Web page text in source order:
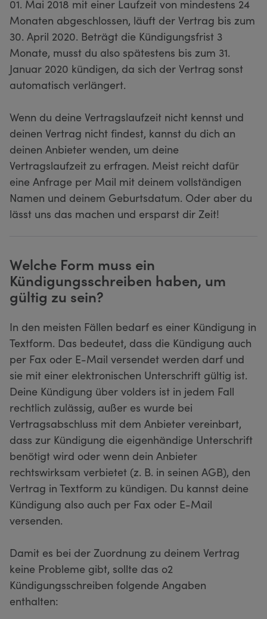
01. Mai 2018 mit einer Laufzeit von mindestens 24
Monaten abgeschlossen, läuft der Vertrag bis zum
30. April 2020. Beträgt die Kündigungsfrist 3
Monate, musst du also spätestens bis zum 31.
Januar 2020 kündigen, da sich der Vertrag sonst
automatisch verlängert.
Wenn du deine Vertragslaufzeit nicht kennst und
deinen Vertrag nicht findest, kannst du dich an
deinen Anbieter wenden, um deine
Vertragslaufzeit zu erfragen. Meist reicht dafür
eine Anfrage per Mail mit deinem vollständigen
Namen und deinem Geburtsdatum. Oder aber du
lässt uns das machen und ersparst dir Zeit!
Welche Form muss ein
Kündigungsschreiben haben, um
gültig zu sein?
In den meisten Fällen bedarf es einer Kündigung in
Textform. Das bedeutet, dass die Kündigung auch
per Fax oder E-Mail versendet werden darf und
sie mit einer elektronischen Unterschrift gültig ist.
Deine Kündigung über volders ist in jedem Fall
rechtlich zulässig, außer es wurde bei
Vertragsabschluss mit dem Anbieter vereinbart,
dass zur Kündigung die eigenhändige Unterschrift
benötigt wird oder wenn dein Anbieter
rechtswirksam verbietet (z. B. in seinen AGB), den
Vertrag in Textform zu kündigen. Du kannst deine
Kündigung also auch per Fax oder E-Mail
versenden.
Damit es bei der Zuordnung zu deinem Vertrag
keine Probleme gibt, sollte das o2
Kündigungsschreiben folgende Angaben
enthalten: